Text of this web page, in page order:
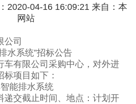
2020-04-16 16:09:21 来自：本
网站
公司
水系统”招标公告
车有限公司采购中心，对外进
项目如下：
能排水系统
递交截止时间、地点：计划开